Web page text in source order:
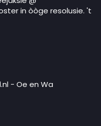
in òòge resolusie. 't
- Oe en Wa